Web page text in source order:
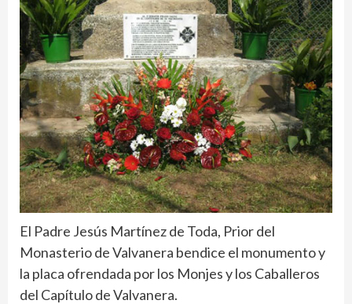
El Padre Jesús Martínez de Toda, Prior del
Monasterio de Valvanera bendice el monumento y
la placa ofrendada por los Monjes y los Caballeros
del Capítulo de Valvanera.